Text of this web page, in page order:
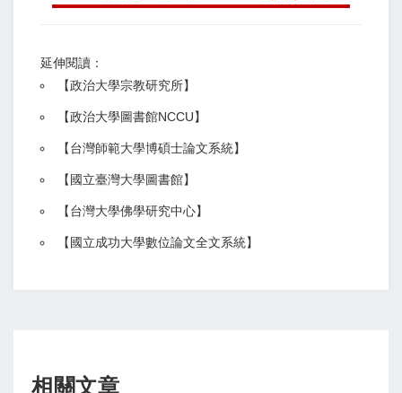
延伸閱讀：
【政治大學宗教研究所】
【政治大學圖書館NCCU】
【台灣師範大學博碩士論文系統】
【 國立臺灣大學圖書館】
【台灣大學佛學研究中心】
【 國立成功大學數位論文全文系統】
相關文章